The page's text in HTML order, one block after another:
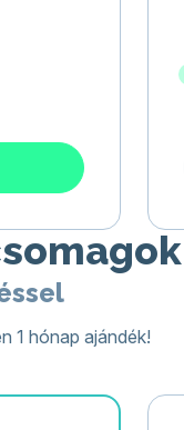
1 hónap ajándék!